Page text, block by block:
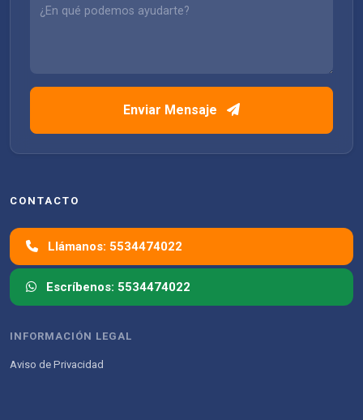
Enviar Mensaje
CONTACTO
Llámanos: 5534474022
Escríbenos: 5534474022
INFORMACIÓN LEGAL
Aviso de Privacidad